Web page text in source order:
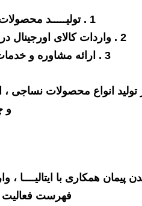
1 . توليـــــد محصولات با کیفیت و شایسته نام ایران
2 . واردات کالای اورجینال در راستای احترام به حق مصرف کننده
3 . ارائه مشاوره و خدمات به مشتریان قبل و پس از خرید
انواع محصولات نساجی ،
و
فهرست